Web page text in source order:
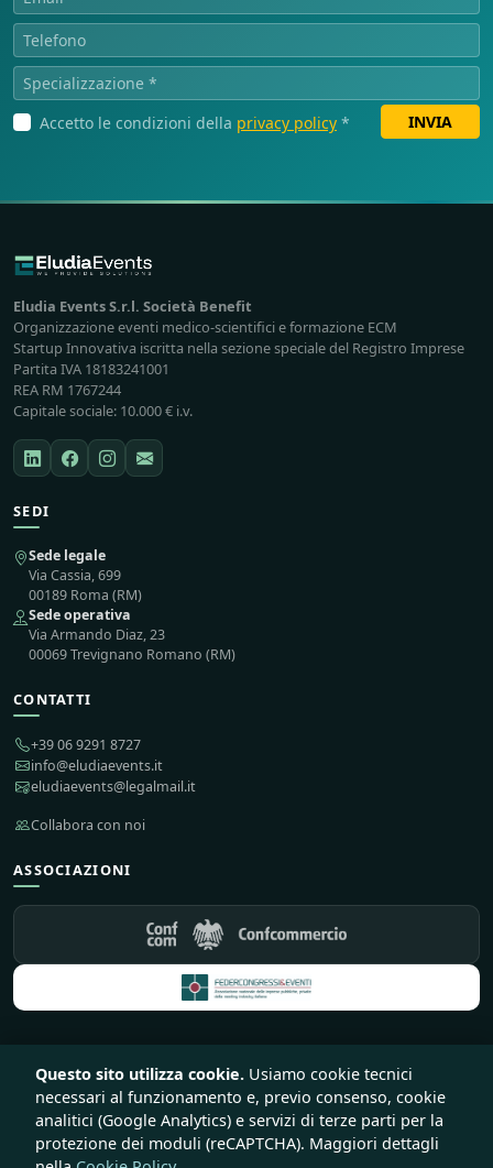
Accetto le condizioni della privacy policy * INVIA
Eludia Events S.r.l. Società Benefit
Organizzazione eventi medico-scientifici e formazione ECM
Startup Innovativa iscritta nella sezione speciale del Registro Imprese
Partita IVA 18183241001
REA RM 1767244
Capitale sociale: 10.000 € i.v.
SEDI
Sede legale
Via Cassia, 699
00189 Roma (RM)
Sede operativa
Via Armando Diaz, 23
00069 Trevignano Romano (RM)
CONTATTI
+39 06 9291 8727
info@eludiaevents.it
eludiaevents@legalmail.it
Collabora con noi
ASSOCIAZIONI
© 2026 Eludia Events S.r.l. Società Benefit — Tutti i diritti riservati
Sito e piattaforma creata con ♥da
Privacy
Cookie Termini Recesso e rimborsi
Questo sito utilizza cookie. Usiamo cookie tecnici
necessari al funzionamento e, previo consenso, cookie
analitici (Google Analytics) e servizi di terze parti per la
protezione dei moduli (reCAPTCHA). Maggiori dettagli